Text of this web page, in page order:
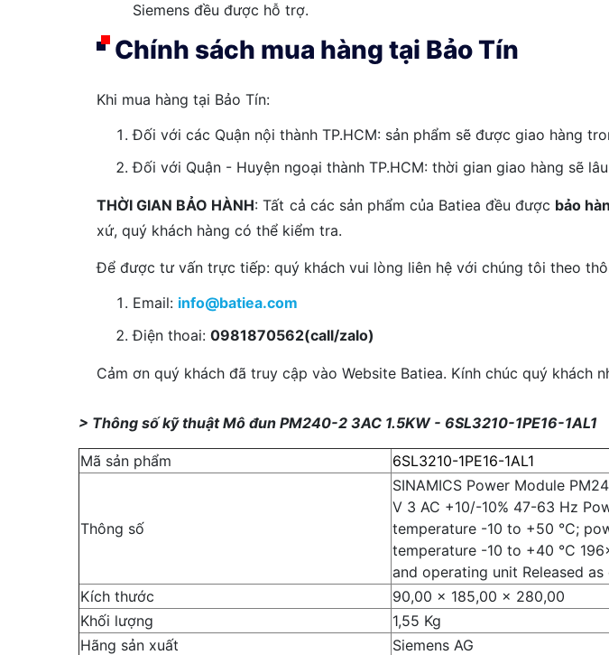
Siemens đều được hỗ trợ.
Chính sách mua hàng tại Bảo Tín
Khi mua hàng tại Bảo Tín:
Đối với các Quận nội thành TP.HCM: sản phẩm sẽ được giao hàng
Đối với Quận - Huyện ngoại thành TP.HCM: thời gian giao hàng sẽ
THỜI GIAN BẢO HÀNH: Tất cả các sản phẩm của Batiea đều được bảo
xứ, quý khách hàng có thể kiểm tra.
Để được tư vấn trực tiếp: quý khách vui lòng liên hệ với chúng tôi theo
Email: info@batiea.com
Điện thoai: 0981870562(call/zalo)
Cảm ơn quý khách đã truy cập vào Website Batiea. Kính chúc quý
> Thông số kỹ thuật Mô đun PM240-2 3AC 1.5KW - 6SL3210-1PE16-1AL1
Mã sản phẩm 6SL3210-1PE16-1AL1
Thông số
SINAMICS Power Module
V 3 AC +10/-10% 47-63 Hz
temperature -10 to +50 °C;
temperature -10 to +40 °C
and operating unit Released
Kích thước
90,00 x 185,00 x 280,00
Khối lượng
1,55 Kg
Hãng sản xuất
Siemens AG